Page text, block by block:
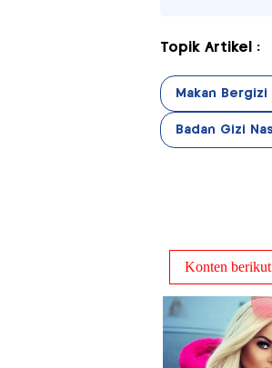
Topik Artikel :
Makan
Badan Gizi